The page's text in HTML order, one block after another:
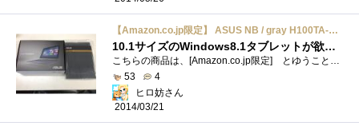
【Amazon.co.jp限定】 ASUS NB / gray H100TA-DK004HS
10.1サイズのWindows8.1タブレットが欲しくて購入しました。
こちらの商品は、[Amazon.co.jp限定] とゆうことで、他の代理店で販売されている、セットと内容が異なっていました。キャンペーン価格で、52,020円...
53
4
ヒロ妨さん
2014/03/21